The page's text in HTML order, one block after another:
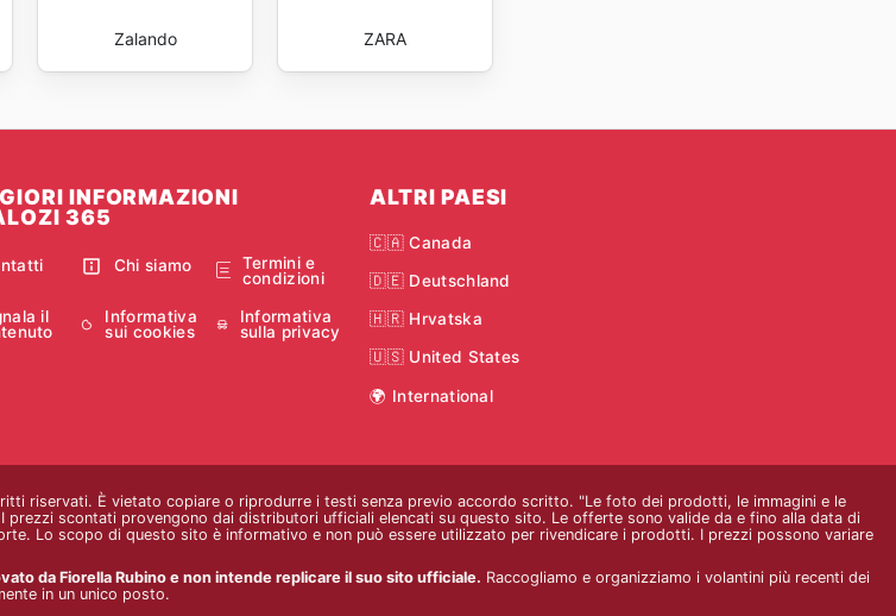
Zalando ZARA
INFORMAZIONI
365
Chi siamo
Termini e
condizioni
il
Informativa
sui cookies
Informativa
sulla privacy
ALTRI PAESI
🇨🇦 Canada
🇩🇪 Deutschland
🇭🇷 Hrvatska
🇺🇸 United States
🌍 International
riservati. È vietato copiare o riprodurre i testi senza previo accordo scritto. "Le foto dei prodotti, le immagini e le
scontati provengono dai distributori ufficiali elencati su questo sito. Le offerte sono valide da e fino alla data di
Lo scopo di questo sito è informativo e non può essere utilizzato per rivendicare i prodotti. I prezzi possono variare
da Fiorella Rubino e non intende replicare il suo sito ufficiale. Raccogliamo e organizziamo i volantini più recenti dei
in un unico posto.